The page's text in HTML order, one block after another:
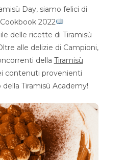
Day, siamo felici di
2022
delle ricette di Tiramisù
alle delizie di Campioni,
della Tiramisù
contenuti provenienti
Tiramisù Academy!